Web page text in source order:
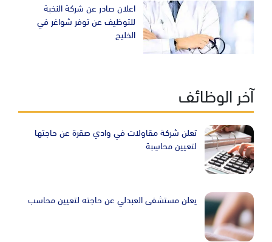
اعلان صادر عن شركة النخبة
للتوظيف عن توفر شواغر في
الخليج
آخر الوظائف
تعلن شركة مقاولات في وادي صقرة عن حاجتها
لتعيين محاسِبة
يعلن مستشفى العبدلي عن حاجته لتعيين محاسب